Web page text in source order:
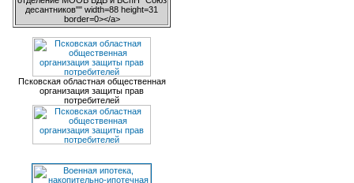
десантников"" width=88 height=31
border=0></a>
Псковская областная общественная
организация защиты прав
потребителей